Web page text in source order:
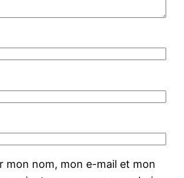
mon nom, mon e-mail et mon